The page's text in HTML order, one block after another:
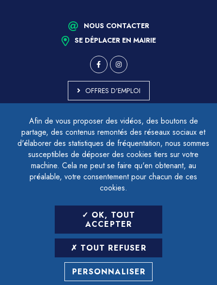
Afin de vous proposer des vidéos, des boutons de
partage, des contenus remontés des réseaux sociaux et
d'élaborer des statistiques de fréquentation, nous sommes
susceptibles de déposer des cookies tiers sur votre
machine. Cela ne peut se faire qu'en obtenant, au
préalable, votre consentement pour chacun de ces
cookies.
OK, TOUT
ACCEPTER
TOUT REFUSER
PERSONNALISER
NOUS CONTACTER
SE DÉPLACER EN MAIRIE
OFFRES D'EMPLOI
ACCESSIBILITÉ - PARTIELLEMENT CONFORME
PLAN DU SITE
MENTIONS LÉGALES
CONTACTER LE DÉLÉGUÉ À LA PROTECTION DES DONNÉES
GESTION DES COOKIES
LETTRE D'INFORMATION
SAISIR VOTRE ADRESSE E-MAIL
POUR VOUS INSCRIRE :
ARCHIVES DÉSINSCRIPTION